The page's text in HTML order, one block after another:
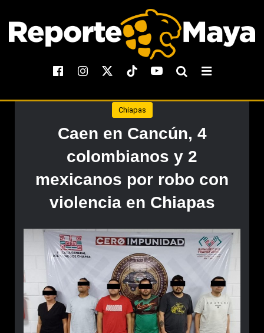
Chiapas
Caen en Cancún, 4
colombianos y 2
mexicanos por robo con
violencia en Chiapas